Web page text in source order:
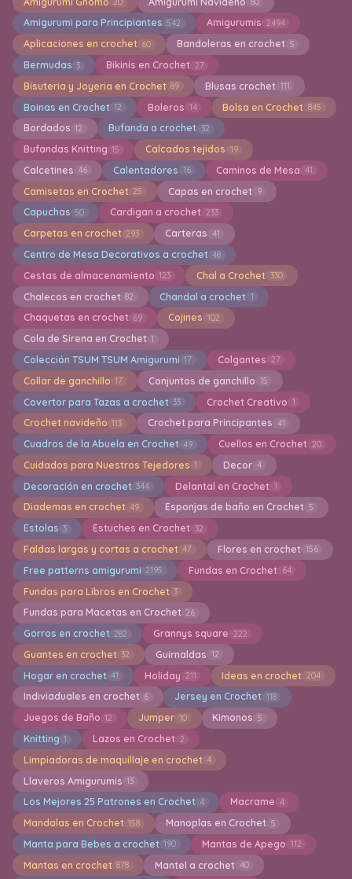
Amigurumi para Principiantes 542 Amigurumis 2494
Aplicaciones en crochet 60 Bandoleras en crochet 5
Bermudas 3 Bikinis en Crochet 27
Bisuteria y Joyeria en Crochet 89 Blusas crochet 111
Boinas en Crochet 12 Boleros 14 Bolsa en Crochet 845
Bordados 12 Bufanda a crochet 32
Bufandas Knitting 15 Calcados tejidos 19
Calcetines 46 Calentadores 16 Caminos de Mesa 41
Camisetas en Crochet 25 Capas en crochet 9
Capuchas 50 Cardigan a crochet 233
Carpetas en crochet 293 Carteras 41
Centro de Mesa Decorativos a crochet 48
Cestas de almacenamiento 123 Chal a Crochet 330
Chalecos en crochet 82 Chandal a crochet 1
Chaquetas en crochet 69 Cojines 102
Cola de Sirena en Crochet 1
Colección TSUM TSUM Amigurumi 17 Colgantes 27
Collar de ganchillo 17 Conjuntos de ganchillo 15
Covertor para Tazas a crochet 33 Crochet Creativo 1
Crochet navideño 113 Crochet para Principantes 41
Cuadros de la Abuela en Crochet 49 Cuellos en Crochet 20
Cuidados para Nuestros Tejedores 1 Decor 4
Decoración en crochet 344 Delantal en Crochet 1
Diademas en crochet 49 Esponjas de baño en Crochet 5
Estolas 3 Estuches en Crochet 32
Faldas largas y cortas a crochet 47 Flores en crochet 156
Free patterns amigurumi 2195 Fundas en Crochet 64
Fundas para Libros en Crochet 3
Fundas para Macetas en Crochet 26
Gorros en crochet 282 Grannys square 222
Guantes en crochet 32 Guirnaldas 12
Hogar en crochet 41 Holiday 211 Ideas en crochet 204
Indiviaduales en crochet 6 Jersey en Crochet 118
Juegos de Baño 12 Jumper 10 Kimonos 5
Knitting 1 Lazos en Crochet 2
Limpiadoras de maquillaje en crochet 4
Llaveros Amigurumis 13
Los Mejores 25 Patrones en Crochet 4 Macrame 4
Mandalas en Crochet 158 Manoplas en Crochet 5
Manta para Bebes a crochet 190 Mantas de Apego 112
Mantas en crochet 878 Mantel a crochet 40